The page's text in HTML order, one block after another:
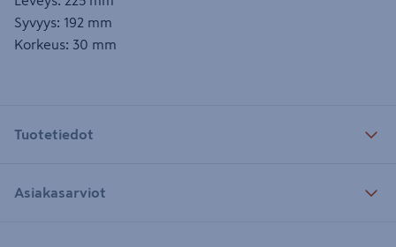
Syvyys: 192 mm
Korkeus: 30 mm
Tuotetiedot
Asiakasarviot